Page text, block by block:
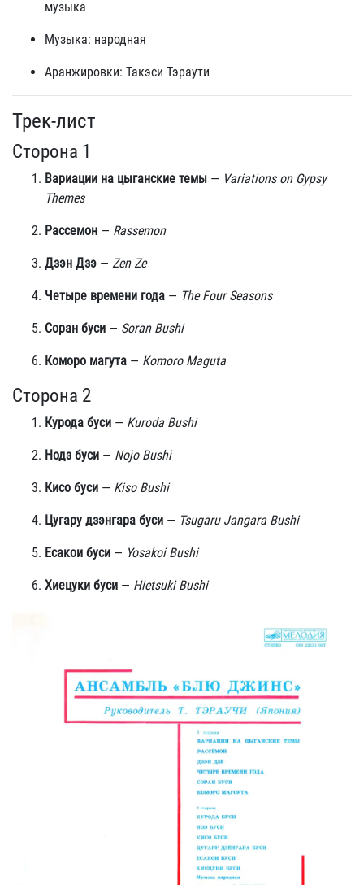
музыка
Музыка: народная
Аранжировки: Такэси Тэраути
Трек-лист
Сторона 1
Вариации на цыганские темы — Variations on Gypsy
Themes
Рассемон — Rassemon
Дзэн Дзэ — Zen Ze
Четыре времени года — The Four Seasons
Соран буси — Soran Bushi
Коморо магута — Komoro Maguta
Сторона 2
Курода буси — Kuroda Bushi
Нодз буси — Nojo Bushi
Кисо буси — Kiso Bushi
Цугару дзэнгара буси — Tsugaru Jangara Bushi
Есакои буси — Yosakoi Bushi
Хиецуки буси — Hietsuki Bushi